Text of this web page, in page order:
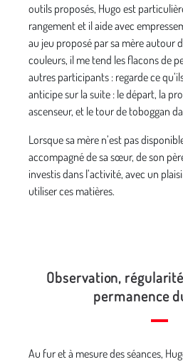
outils proposés, Hugo est
rangement et il aide avec
au jeu proposé par sa mère autour
couleurs, il me tend les flacons de
autres participants : regarde ce
anticipe sur la suite : le départ, la
ascenseur, et le tour de toboggan
Lorsque sa mère n’est pas
accompagné de sa sœur, de son
investis dans l’activité, avec un
utiliser ces matières.
Observation,
permanence
Au fur et à mesure des séances,